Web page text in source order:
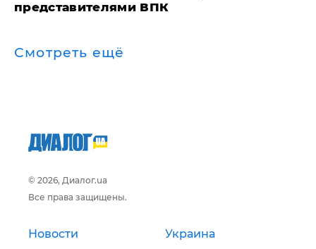
представителями ВПК
Смотреть ещё
© 2026, Диалог.ua
Все права защищены.
Новости Украина